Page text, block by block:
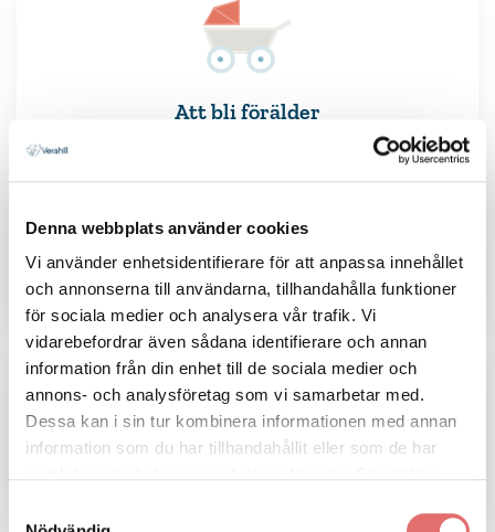
Denna webbplats använder cookies
Vi använder enhetsidentifierare för att anpassa innehållet
och annonserna till användarna, tillhandahålla funktioner
för sociala medier och analysera vår trafik. Vi
vidarebefordrar även sådana identifierare och annan
information från din enhet till de sociala medier och
annons- och analysföretag som vi samarbetar med.
Dessa kan i sin tur kombinera informationen med annan
information som du har tillhandahållit eller som de har
mer här.
Att bli förälder
Barn i en separation